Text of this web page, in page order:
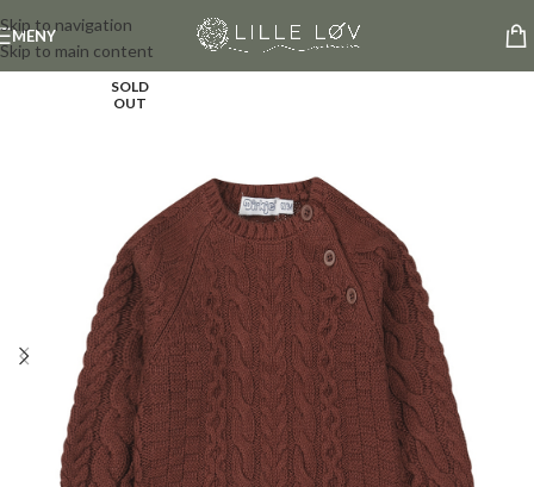
Skip to navigation
Skip to main content
MENY
SOLD
OUT